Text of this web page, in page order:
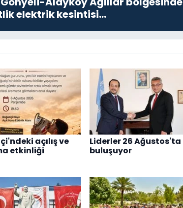
elektrik kesintisi…
açılış ve
etkinliği
Liderler 26 Ağustos'ta
buluşuyor